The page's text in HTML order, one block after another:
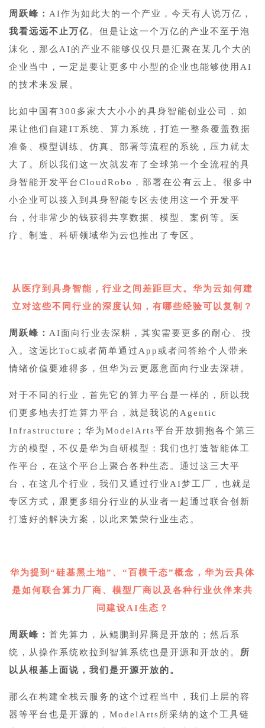
周跃峰： AI作为如此大的一个产业，今天有人说万亿，
我看远远不止万亿。但是让这一个万亿的产业不至于泡
沫化，那么AI的产业不能够仅仅只是汇聚在某几个大的
企业当中，一定是要让更多中小型的企业也能够使用AI
的技术来发展。
比如中国有300多家大大小小的具身智能创业公司，如
果让他们自建IT系统、算力系统，打造一整条覆盖数据
准备、模型训练、仿真、部署等流程的系统，压力就太
大了。所以我们这一次就发布了全球第一个全流程的具
身智能开发平台CloudRobo ，部署在公有云上。很多中
小企业可以接入到具身智能专区去使用这一个开发平
台，付非常少的钱获得共享数据、模型、案例等。医
疗、制造、科研领域华为云也推出了专区。
从医疗到具身智能，行业之间差距巨大。华为云如何建
立对这些不同行业的深度认知，有哪些经验可以复制？
周跃峰： AI面向行业去深耕，其实需要更多的耐心、投
入。这远比ToC或者简单通过App或者问答给个人带来
情绪价值要难得多，但华为云更愿意面向行业去深耕。
对于不同的行业，首先它的算力平台是一样的，所以我
们更多地去打造算力平台，就是我说的Agentic
Infrastructure；华为ModelArts平台开放拥抱各个第三
方的模型，不仅是华为自研模型；我们也打造 智能体工
作平台 ，在这个平台上聚合各种生态。通过这三大平
台，在这几个行业，我们又通过行业AI梦工厂 ，也就是
专区方式，跟更多细分行业的从业者一起通过联合创新
打造好的解决方案，以此来繁荣行业生态。
华为提到“硅基黑土地”、“百模千态”概念，华为云具体
是如何联合算力厂商、模型厂商以及各种行业伙伴来共
同建设AI生态？
周跃峰： 首先算力，从鲲鹏到昇腾是开放的；然后系
统，从操作系统欧拉到智算系统也是开源和开放的。 所
以从根基上面说，我们是开源开放的。
那么在构建全栈云服务的这个过程当中，我们上层的容
器等平台也是开源的，ModelArts所采纳的这个工具链